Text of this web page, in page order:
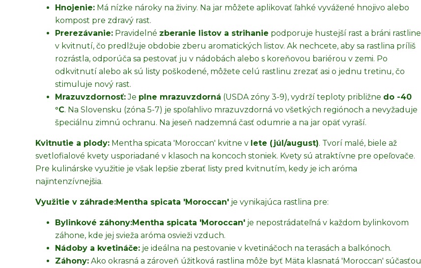
Hnojenie: Má nízke nároky na živiny. Na jar môžete aplikovať ľahké vyvážené hnojivo alebo
kompost pre zdravý rast.
Prerezávanie: Pravidelné zberanie listov a strihanie podporuje hustejší rast a bráni rastline
v kvitnutí, čo predlžuje obdobie zberu aromatických listov. Ak nechcete, aby sa rastlina príliš
rozrástla, odporúča sa pestovať ju v nádobách alebo s koreňovou bariérou v zemi. Po
odkvitnutí alebo ak sú listy poškodené, môžete celú rastlinu zrezať asi o jednu tretinu, čo
stimuluje nový rast.
Mrazuvzdornosť:Je plne mrazuvzdorná (USDA zóny 3-9), vydrží teploty približne do -40
°C. Na Slovensku (zóna 5-7) je spoľahlivo mrazuvzdorná vo všetkých regiónoch a nevyžaduje
špeciálnu zimnú ochranu. Na jeseň nadzemná časť odumrie a na jar opäť vyraší.
Kvitnutie a plody: Mentha spicata 'Moroccan' kvitne v lete (júl/august). Tvorí malé, biele až
svetlofialové kvety usporiadané v klasoch na koncoch stoniek. Kvety sú atraktívne pre opeľovače.
Pre kulinárske využitie je však lepšie zberať listy pred kvitnutím, kedy je ich aróma
najintenzívnejšia.
Využitie v záhrade:Mentha spicata 'Moroccan' je vynikajúca rastlina pre:
Bylinkové záhony:Mentha spicata 'Moroccan' je nepostrádateľná v každom bylinkovom
záhone, kde jej svieža aróma osvieži vzduch.
Nádoby a kvetináče: je ideálna na pestovanie v kvetináčoch na terasách a balkónoch.
Záhony: Ako okrasná a zároveň úžitková rastlina môže byť Mäta klasnatá 'Moroccan' súčasťou